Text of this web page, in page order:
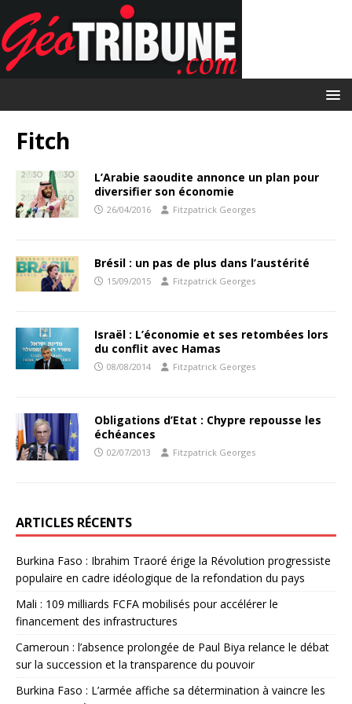
Fitch
L’Arabie saoudite annonce un plan pour
diversifier son économie
26/04/2016 Fitzpatrick Georges
Brésil : un pas de plus dans l’austérité
15/09/2015 Fitzpatrick Georges
Israël : L’économie et ses retombées lors
du conflit avec Hamas
08/08/2014 Fitzpatrick Georges
Obligations d’Etat : Chypre repousse les
échéances
02/07/2013 Fitzpatrick Georges
ARTICLES RÉCENTS
Burkina Faso : Ibrahim Traoré érige la Révolution progressiste
populaire en cadre idéologique de la refondation du pays
Mali : 109 milliards FCFA mobilisés pour accélérer le
financement des infrastructures
Cameroun : l’absence prolongée de Paul Biya relance le débat
sur la succession et la transparence du pouvoir
Burkina Faso : L’armée affiche sa détermination à vaincre les